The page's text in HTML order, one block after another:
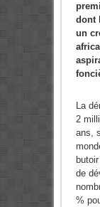
dont
un
La
2
ans,
de
%